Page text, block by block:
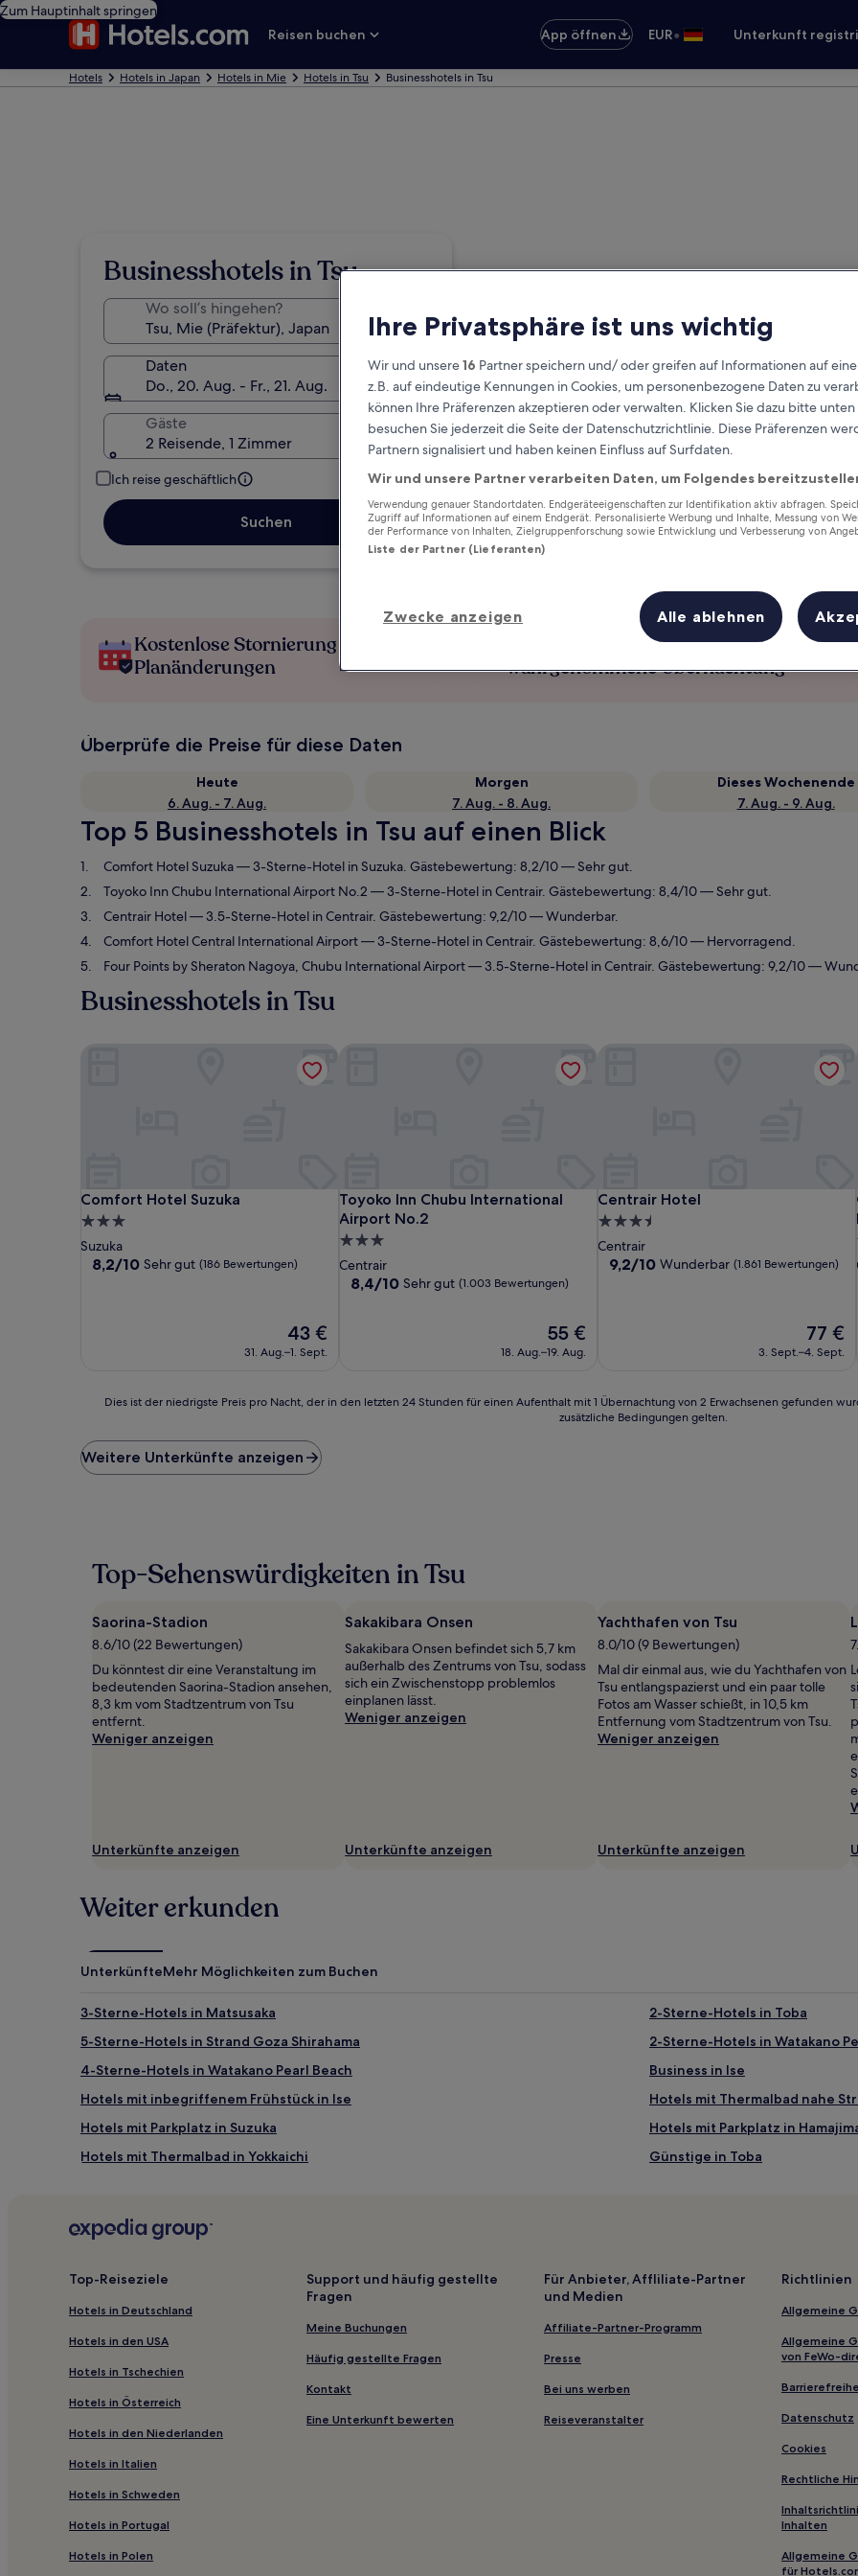
Zum Hauptinhalt springen
Reisen buchen
App öffnen EUR• Unterkunft
Hotels Hotels in Japan Hotels in Mie Hotels in Tsu Businesshotels in Tsu
Businesshotels in Tsu
Wo soll’s hingehen?
Daten
Do., 20. Aug. - Fr., 21. Aug.
Gäste
2 Reisende, 1 Zimmer
Ich reise geschäftlich
Suchen
Kostenlose Stornierung bei
Planänderungen
Verdiene Prämien für jede
wahrgenommene Übernachtung
Überprüfe die Preise für diese Daten
Heute
6. Aug. - 7. Aug.
Morgen
7. Aug. - 8. Aug.
Dieses Wochenende
7. Aug. - 9. Aug.
Top 5 Businesshotels in Tsu auf einen Blick
Comfort Hotel Suzuka— 3-Sterne-Hotel in Suzuka. Gästebewertung: 8,2/10 — Sehr gut.
Toyoko Inn Chubu International Airport No.2 — 3-Sterne-Hotel in Centrair. Gästebewertung: 8,4/10 — Sehr gut.
Centrair Hotel— 3.5-Sterne-Hotel in Centrair. Gästebewertung: 9,2/10 — Wunderbar.
Comfort Hotel Central International Airport— 3-Sterne-Hotel in Centrair. Gästebewertung: 8,6/10 — Hervorragend.
Four Points by Sheraton Nagoya, Chubu International Airport— 3.5-Sterne-Hotel in Centrair. Gästebewertung: 9,2/10 —
Businesshotels in Tsu
Comfort Hotel Suzuka
Comfort Hotel Suzuka
3.0-
Sterne-
Unterkunft
Suzuka
8.2
8,2/10 Sehr gut (186 Bewertungen)
Der
Preis
beträgt
43 €
31. Aug.–1. Sept.
Toyoko Inn Chubu International
Airport No.2
Toyoko Inn Chubu International Airport No.2
3.0-
Sterne-
Unterkunft
Centrair
8.4
8,4/10 Sehr gut (1.003 Bewertungen)
Der
Preis
beträgt
55 €
18. Aug.–19. Aug.
Toyoko Inn Chubu International Airport No.2
Centrair Hotel
Centrair Hotel
3.5-
Sterne-
Unterkunft
Centrair
9.2
9,2/10 Wunderbar (1.861 Bewertungen)
Der
Preis
beträgt
77 €
3. Sept.–4. Sept.
der
niedrigste
Preis
letzten
24 Stunden
einen
Aufenthalt
mit
1 Übernachtung
von
2 Erwachsenen
gefunden
wurde.
ändern.
zusätzliche
Bedingungen
Dies ist der niedrigste Preis pro Nacht, der in den letzten 24 Stunden für einen Aufenthalt mit 1 Übernachtung von 2 Erwachsenen gefunden
zusätzliche Bedingungen gelten.
Weitere Unterkünfte anzeigen
Top-Sehenswürdigkeiten in Tsu
Saorina-Stadion
8.6/10 (22 Bewertungen)
Du könntest dir eine Veranstaltung im
bedeutenden Saorina-Stadion ansehen,
8,3 km vom Stadtzentrum von Tsu
entfernt.
Weniger anzeigen
Unterkünfte anzeigen
Sakakibara Onsen
Sakakibara Onsen befindet sich 5,7 km
außerhalb des Zentrums von Tsu, sodass
sich ein Zwischenstopp problemlos
einplanen lässt.
Weniger anzeigen
Unterkünfte anzeigen
Yachthafen von Tsu
8.0/10 (9 Bewertungen)
Mal dir einmal aus, wie du Yachthafen von
Tsu entlangspazierst und ein paar tolle
Fotos am Wasser schießt, in 10,5 km
Entfernung vom Stadtzentrum von Tsu.
Weniger anzeigen
Unterkünfte anzeigen
Weiter erkunden
UnterkünfteMehr Möglichkeiten zum Buchen
3-Sterne-Hotels in Matsusaka
2-Sterne-Hotels in Toba
5-Sterne-Hotels in Strand Goza Shirahama
2-Sterne-Hotels in Watakano
4-Sterne-Hotels in Watakano Pearl Beach
Business in Ise
Hotels mit inbegriffenem Frühstück in Ise
Hotels mit Thermalbad nahe
Hotels mit Parkplatz in Suzuka
Hotels mit Parkplatz in
Hotels mit Thermalbad in Yokkaichi
Günstige in Toba
Günstige nahe Watakano Pearl Beach
Hotels mit Thermalbad nahe Watakano Pearl Beach
Hotels mit Thermalbad in
Günstige nahe Strand Goza Shirahama
Hotels nahe Suzuka City
Fuseda Hotels
Hotels nahe Station Kawaramachi
Taki Hotels
Kawagoe Hotels
Hotels nahe Bahnhof Shiohama
Hotels nahe Futami Sea
Top-Reiseziele
Hotels in Deutschland
Hotels in den USA
Hotels in Tschechien
Hotels in Österreich
Hotels in den Niederlanden
Hotels in Italien
Hotels in Schweden
Hotels in Portugal
Hotels in Polen
Support und häufig gestellte
Fragen
Meine Buchungen
Häufig gestellte Fragen
Kontakt
Eine Unterkunft bewerten
Für Anbieter, Affliliate-Partner
und Medien
Affiliate-Partner-Programm
Presse
Bei uns werben
Reiseveranstalter
Richtlinien
Allgemeine
Allgemeine
von FeWo-
Datenschutz
Cookies
Rechtliche
Inhalten
Allgemeine
für
Ihre Privatsphäre ist uns wichtig
Wir und unsere16 Partner speichern und/ oder greifen auf Informationen auf
z.B. auf eindeutige Kennungen in Cookies, um personenbezogene Daten zu
können Ihre Präferenzen akzeptieren oder verwalten. Klicken Sie dazu bitte
besuchen Sie jederzeit die Seite der Datenschutzrichtlinie. Diese Präferenzen
Partnern signalisiert und haben keinen Einfluss auf Surfdaten.
Wir und unsere Partner verarbeiten Daten, um Folgendes
Verwendung genauer Standortdaten. Endgeräteeigenschaften zur Identifikation aktiv abfragen.
Zugriff auf Informationen auf einem Endgerät. Personalisierte Werbung und Inhalte, Messung von
der Performance von Inhalten, Zielgruppenforschung sowie Entwicklung und Verbesserung von
Liste der Partner (Lieferanten)
Zwecke anzeigen Alle ablehnen